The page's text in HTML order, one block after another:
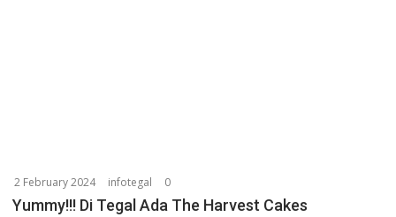
2 February 2024 infotegal 0
Yummy!!! Di Tegal Ada The Harvest Cakes